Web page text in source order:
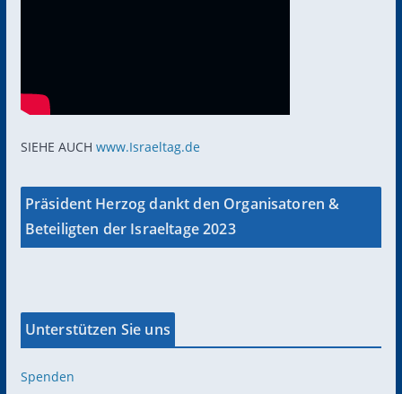
SIEHE AUCH www.Israeltag.de
Präsident Herzog dankt den Organisatoren &
Beteiligten der Israeltage 2023
Unterstützen Sie uns
Spenden